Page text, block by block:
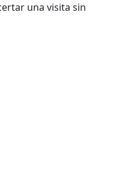
una visita sin